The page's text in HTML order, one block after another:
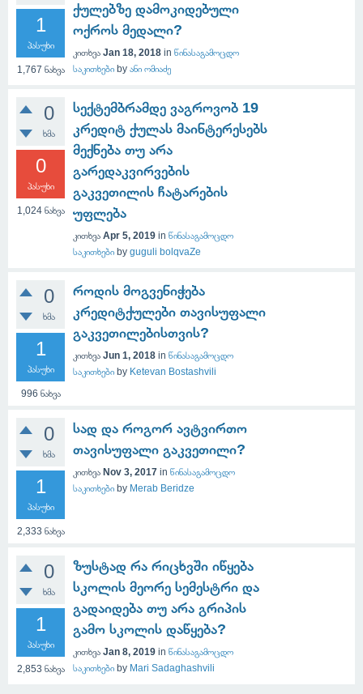
1
პასუხი
1,767 ნახვა
ქულებზე დამოკიდებული
ოქროს მედალი?
კითხვა Jan 18, 2018 in წინასაგამოცდო
საკითხები by ანი ომიაძე
0
ხმა
0
პასუხი
1,024ნახვა
სექტემბრამდე ვაგროვობ 19
კრედიტ ქულას მაინტერესებს
მექნება თუ არა
გარედაკვირვების
გაკვეთილის ჩატარების
უფლება
კითხვა Apr 5, 2019 in წინასაგამოცდო
საკითხები by guguli bolqvaZe
0
ხმა
1
პასუხი
996 ნახვა
როდის მოგვენიჭება
კრედიტქულები თავისუფალი
გაკვეთილებისთვის?
კითხვა Jun 1, 2018 in წინასაგამოცდო
საკითხები by Ketevan Bostashvili
0
ხმა
1
პასუხი
2,333 ნახვა
სად და როგორ ავტვირთო
თავისუფალი გაკვეთილი?
კითხვა Nov 3, 2017 in წინასაგამოცდო
საკითხები by Merab Beridze
0
ხმა
1
პასუხი
2,853 ნახვა
ზუსტად რა რიცხვში იწყება
სკოლის მეორე სემესტრი და
გადაიდება თუ არა გრიპის
გამო სკოლის დაწყება?
კითხვა Jan 8, 2019 in წინასაგამოცდო
საკითხები by Mari Sadaghashvili